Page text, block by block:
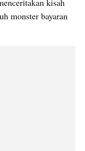
kisah
monster bayaran